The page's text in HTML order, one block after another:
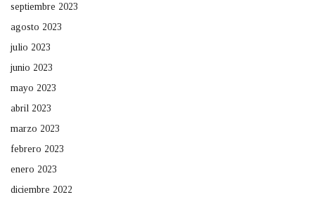
septiembre 2023
agosto 2023
julio 2023
junio 2023
mayo 2023
abril 2023
marzo 2023
febrero 2023
enero 2023
diciembre 2022